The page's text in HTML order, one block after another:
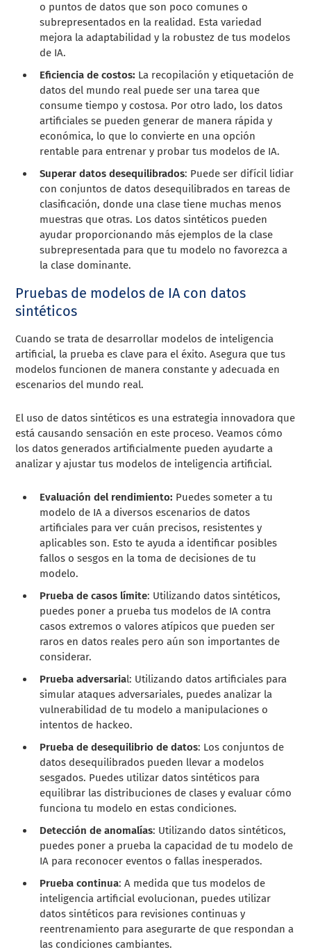
o puntos de datos que son poco comunes o
subrepresentados en la realidad. Esta variedad
mejora la adaptabilidad y la robustez de tus modelos
de IA.
Eficiencia de costos: La recopilación y etiquetación de
datos del mundo real puede ser una tarea que
consume tiempo y costosa. Por otro lado, los datos
artificiales se pueden generar de manera rápida y
económica, lo que lo convierte en una opción
rentable para entrenar y probar tus modelos de IA.
Superar datos desequilibrados: Puede ser difícil lidiar
con conjuntos de datos desequilibrados en tareas de
clasificación, donde una clase tiene muchas menos
muestras que otras. Los datos sintéticos pueden
ayudar proporcionando más ejemplos de la clase
subrepresentada para que tu modelo no favorezca a
la clase dominante.
Pruebas de modelos de IA con datos
sintéticos
Cuando se trata de desarrollar modelos de inteligencia
artificial, la prueba es clave para el éxito. Asegura que tus
modelos funcionen de manera constante y adecuada en
escenarios del mundo real.
El uso de datos sintéticos es una estrategia innovadora que
está causando sensación en este proceso. Veamos cómo
los datos generados artificialmente pueden ayudarte a
analizar y ajustar tus modelos de inteligencia artificial.
Evaluación del rendimiento: Puedes someter a tu
modelo de IA a diversos escenarios de datos
artificiales para ver cuán precisos, resistentes y
aplicables son. Esto te ayuda a identificar posibles
fallos o sesgos en la toma de decisiones de tu
modelo.
Prueba de casos límite: Utilizando datos sintéticos,
puedes poner a prueba tus modelos de IA contra
casos extremos o valores atípicos que pueden ser
raros en datos reales pero aún son importantes de
considerar.
Prueba adversarial: Utilizando datos artificiales para
simular ataques adversariales, puedes analizar la
vulnerabilidad de tu modelo a manipulaciones o
intentos de hackeo.
Prueba de desequilibrio de datos: Los conjuntos de
datos desequilibrados pueden llevar a modelos
sesgados. Puedes utilizar datos sintéticos para
equilibrar las distribuciones de clases y evaluar cómo
funciona tu modelo en estas condiciones.
Detección de anomalías: Utilizando datos sintéticos,
puedes poner a prueba la capacidad de tu modelo de
IA para reconocer eventos o fallas inesperados.
Prueba continua: A medida que tus modelos de
inteligencia artificial evolucionan, puedes utilizar
datos sintéticos para revisiones continuas y
reentrenamiento para asegurarte de que respondan a
las condiciones cambiantes.